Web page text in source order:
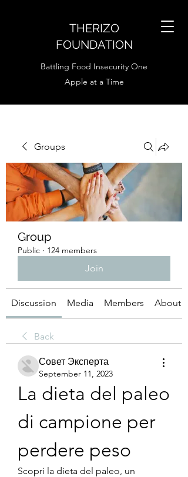
THERIZO
FOUNDATION
Battling Food Insecurity One
Apple at a Time
Groups
Group
Public · 124 members
Join
Discussion Media Members About
Back
Совет Эксперта
September 11, 2023
La dieta del paleo
di campione per
perdere peso
Scopri la dieta del paleo, un